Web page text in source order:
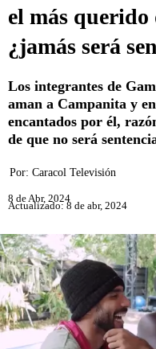
el más querido
¿jamás será
Los integrantes de
aman a Campanita y
encantados por él,
de que no será
Por: Caracol Televisión
8 de Abr, 2024
Actualizado: 8 de abr, 2024